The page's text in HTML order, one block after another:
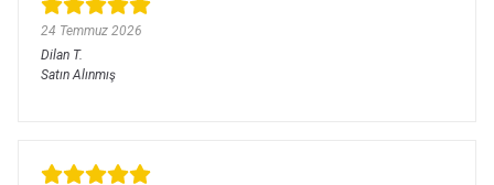
24 Temmuz 2026
Dilan T.
Satın Alınmış